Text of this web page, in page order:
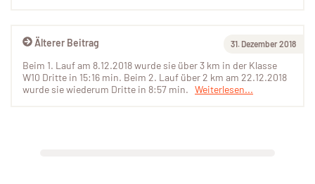
Älterer Beitrag 31. Dezember 2018
Beim 1. Lauf am 8.12.2018 wurde sie über 3 km in der Klasse
W10 Dritte in 15:16 min. Beim 2. Lauf über 2 km am 22.12.2018
wurde sie wiederum Dritte in 8:57 min. Weiterlesen...